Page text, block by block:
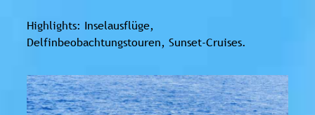
Highlights: Inselausflüge,
Delfinbeobachtungstouren, Sunset-Cruises.